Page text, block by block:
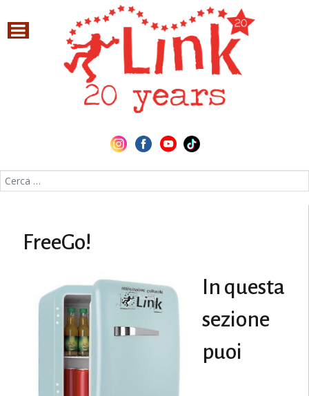
Cerca nel sito
FreeGo!
In questa
sezione
puoi